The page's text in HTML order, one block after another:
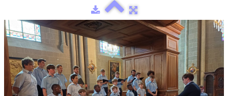
Media
Calendar
Discography
Contact